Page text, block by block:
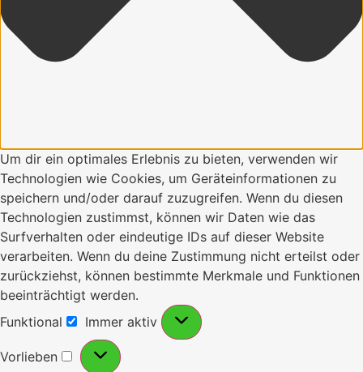
Um dir ein optimales Erlebnis zu bieten, verwenden wir
Technologien wie Cookies, um Geräteinformationen zu
speichern und/oder darauf zuzugreifen. Wenn du diesen
Technologien zustimmst, können wir Daten wie das
Surfverhalten oder eindeutige IDs auf dieser Website
verarbeiten. Wenn du deine Zustimmung nicht erteilst oder
zurückziehst, können bestimmte Merkmale und Funktionen
beeinträchtigt werden.
Funktional
Immer aktiv
Vorlieben